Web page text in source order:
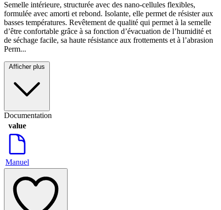
Semelle intérieure, structurée avec des nano-cellules flexibles,
formulée avec amorti et rebond. Isolante, elle permet de résister aux
basses températures. Revêtement de qualité qui permet à la semelle
d’être confortable grâce à sa fonction d’évacuation de l’humidité et
de séchage facile, sa haute résistance aux frottements et à l’abrasion
Perm...
Afficher plus
Documentation
value
Manuel